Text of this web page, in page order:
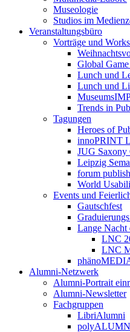
Museologie
Studios im
Veranstaltungsbüro
Vorträge und
Global Game
Lunch und
Lunch und
Trends in
Tagungen
Heroes of
innoPRINT
JUG Saxony
Leipzig
forum
World
Events und
Gautschfest
Lange Nacht
LNC
LNC
Alumni-Netzwerk
Alumni-Portrait
Alumni-Newsletter
Fachgruppen
LibriAlumni